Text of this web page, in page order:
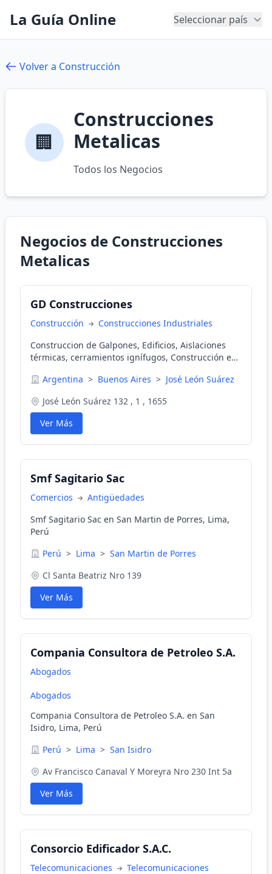
La Guía Online Seleccionar país
Volver a Construcción
🏢
Construcciones
Metalicas
Todos los Negocios
Negocios de Construcciones
Metalicas
GD Construcciones
Construcción
Construcciones Industriales
Construccion de Galpones, Edificios, Aislaciones
térmicas, cerramientos ignífugos, Construcción en
Argentina > Buenos Aires > José León Suárez
José León Suárez 132 , 1 , 1655
Ver Más
Smf Sagitario Sac
Comercios
Antigüedades
Smf Sagitario Sac en San Martin de Porres, Lima,
Perú
Perú > Lima > San Martin de Porres
Cl Santa Beatriz Nro 139
Ver Más
Compania Consultora de Petroleo S.A.
Abogados
Abogados
Compania Consultora de Petroleo S.A. en San
Isidro, Lima, Perú
Perú > Lima > San Isidro
Av Francisco Canaval Y Moreyra Nro 230 Int 5a
Ver Más
Consorcio Edificador S.A.C.
Telecomunicaciones Telecomunicaciones